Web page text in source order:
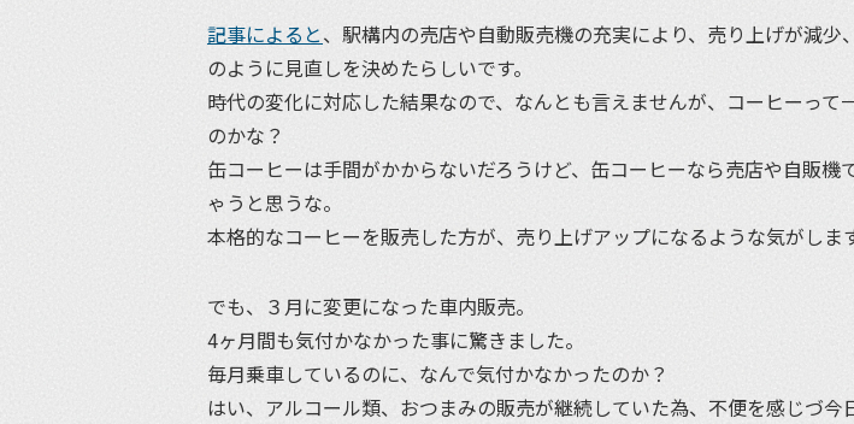
記事によると、駅構内の売店や自動販売機の充実により、売り上げが減少
のように見直しを決めたらしいです。
時代の変化に対応した結果なので、なんとも言えませんが、コーヒーって
のかな？
缶コーヒーは手間がかからないだろうけど、缶コーヒーなら売店や自販機
ゃうと思うな。
本格的なコーヒーを販売した方が、売り上げアップになるような気がしま
でも、３月に変更になった車内販売。
4ヶ月間も気付かなかった事に驚きました。
毎月乗車しているのに、なんで気付かなかったのか？
はい、アルコール類、おつまみの販売が継続していた為、不便を感じづ今